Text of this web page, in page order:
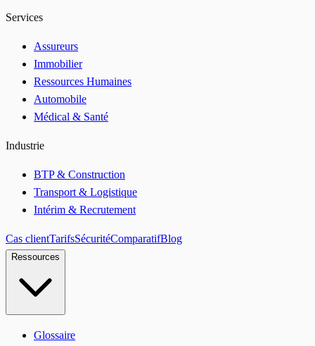
Services
Assureurs
Immobilier
Ressources Humaines
Automobile
Médical & Santé
Industrie
BTP & Construction
Transport & Logistique
Intérim & Recrutement
Cas clientTarifsSécuritéComparatifBlog
Ressources
Glossaire